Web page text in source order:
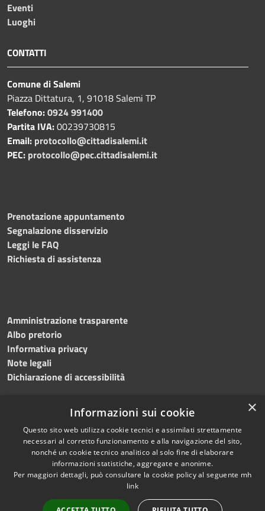
Eventi
Luoghi
CONTATTI
Comune di Salemi
Piazza Dittatura, 1, 91018 Salemi TP
Telefono:0924 991400
Partita IVA:00239730815
Email: protocollo@cittadisalemi.it
PEC: protocollo@pec.cittadisalemi.it
Prenotazione appuntamento
Segnalazione disservizio
Leggi le FAQ
Richiesta di assistenza
Amministrazione trasparente
Albo pretorio
Informativa privacy
Note legali
Dichiarazione di accessibilità
Accessibilità
Copyright © 2026 • Comune di
Salemi • Powered by
redazione
×
Informazioni sui cookie
Questo sito web utilizza cookie tecnici e assimilati strettamente
necessari al corretto funzionamento e alla navigazione del sito,
nonché un cookie tecnico analitico al solo fine di elaborare
informazioni statistiche, aggregate e anonime.
Per maggiori dettagli, può consultare la cookie policy al seguente mh
link